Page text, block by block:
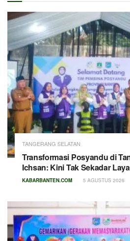
TANGERANG SELATAN
Transformasi Posyandu di
Ichsan: Kini Tak Sekadar
KABARBANTEN.COM 5 AGUSTUS 2026